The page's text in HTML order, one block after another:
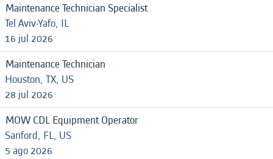
Maintenance Technician Specialist
Tel Aviv-Yafo, IL
16 jul 2026
Maintenance Technician
Houston, TX, US
28 jul 2026
MOW CDL Equipment Operator
Sanford, FL, US
5 ago 2026